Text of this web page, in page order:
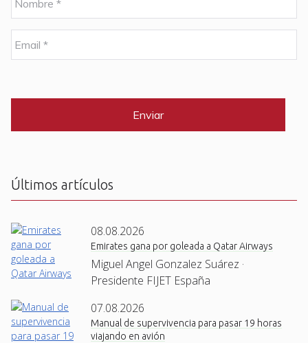
o
m
e
m
a
C
Últimos artículos
08.08.2026
Emirates gana por goleada a Qatar Airways
Miguel Angel Gonzalez Suárez ·
Presidente FIJET España
07.08.2026
Manual de supervivencia para pasar 19 horas
viajando en avión